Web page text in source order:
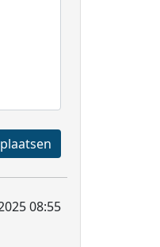
Registreren en plaatsen
08:55